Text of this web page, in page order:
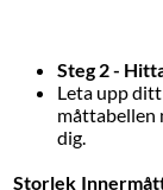
Steg 2 -
Leta upp
måttabellen
dig.
Storlek